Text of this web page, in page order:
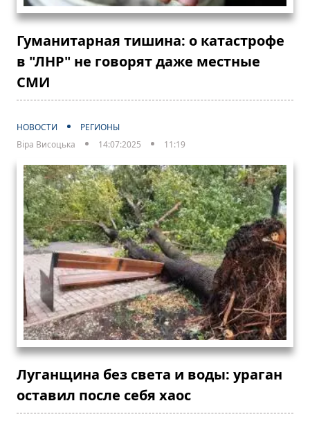
Гуманитарная тишина: о катастрофе
в "ЛНР" не говорят даже местные
СМИ
НОВОСТИ
РЕГИОНЫ
Віра Висоцька
14:07:2025 11:19
Луганщина без света и воды: ураган
оставил после себя хаос